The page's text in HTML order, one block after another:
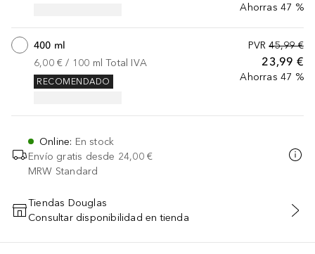
Ahorras 47 %
PVR 45,99 €
23,99 €
Ahorras 47 %
400 ml
6,00 € / 100 ml Total IVA
RECOMENDADO
Online: En stock
Envío gratis desde 24,00 €
MRW Standard
AÑADIR AL CARRITO
Tiendas Douglas
Consultar disponibilidad en tienda